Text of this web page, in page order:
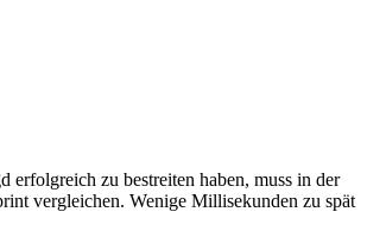
erfolgreich zu bestreiten haben, muss in der
vergleichen. Wenige Millisekunden zu spät